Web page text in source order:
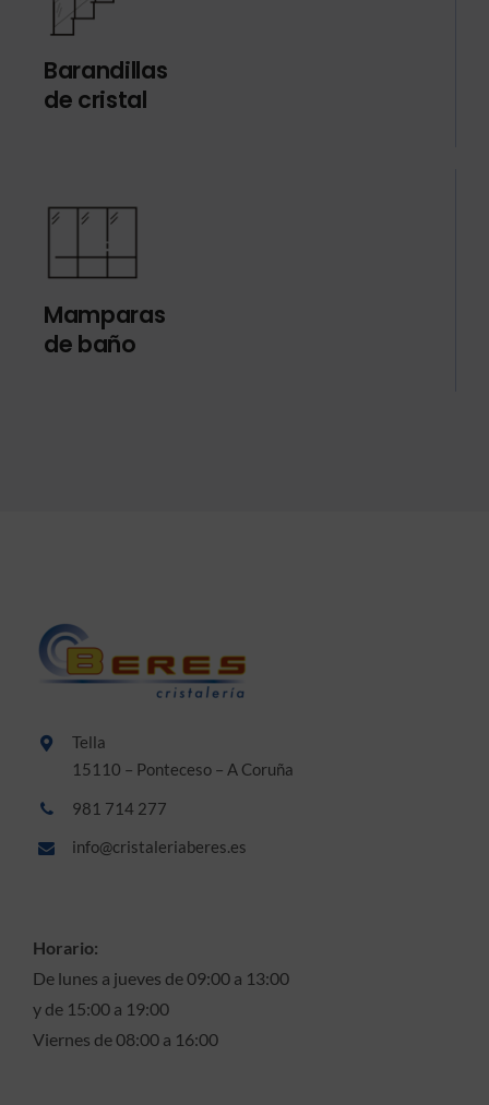
Barandillas
de cristal
Mamparas
de baño
Tella
15110 – Ponteceso – A Coruña
981 714 277
info@cristaleriaberes.es
Horario:
De lunes a jueves de 09:00 a 13:00
y de 15:00 a 19:00
Viernes de 08:00 a 16:00